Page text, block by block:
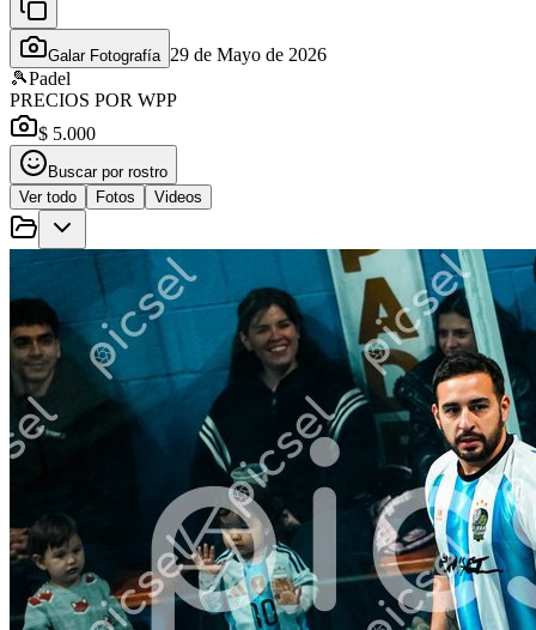
Galar Fotografía 29 de Mayo de 2026
🎾Padel
PRECIOS POR WPP
$ 5.000
Buscar por rostro
Ver todo
Fotos Videos